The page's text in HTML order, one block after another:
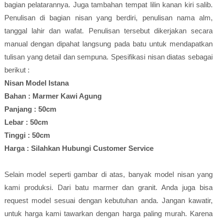
bagian pelatarannya. Juga tambahan tempat lilin kanan kiri salib.
Penulisan di bagian nisan yang berdiri, penulisan nama alm,
tanggal lahir dan wafat. Penulisan tersebut dikerjakan secara
manual dengan dipahat langsung pada batu untuk mendapatkan
tulisan yang detail dan sempuna. Spesifikasi nisan diatas sebagai
berikut :
Nisan Model Istana
Bahan : Marmer Kawi Agung
Panjang : 50cm
Lebar : 50cm
Tinggi : 50cm
Harga : Silahkan Hubungi Customer Service
Selain model seperti gambar di atas, banyak model nisan yang
kami produksi. Dari batu marmer dan granit. Anda juga bisa
request model sesuai dengan kebutuhan anda. Jangan kawatir,
untuk harga kami tawarkan dengan harga paling murah. Karena